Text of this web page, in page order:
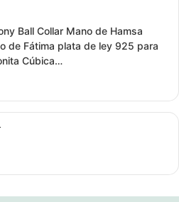
€.
Ball Collar Mano de Hamsa
de Fátima plata de ley 925 para
Cúbica…